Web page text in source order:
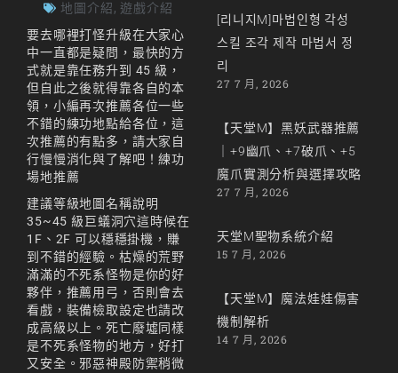
地圖介紹, 遊戲介紹
要去哪裡打怪升級在大家心
中一直都是疑問，最快的方
式就是靠任務升到 45 級，
但自此之後就得靠各自的本
領，小編再次推薦各位一些
不錯的練功地點給各位，這
次推薦的有點多，請大家自
行慢慢消化與了解吧！練功
場地推薦
建議等級地圖名稱說明
35~45 級巨蟻洞穴這時候在
1F、2F 可以穩穩掛機，賺
到不錯的經驗。枯燥的荒野
滿滿的不死系怪物是你的好
夥伴，推薦用弓，否則會去
看戲，裝備檢取設定也請改
成高級以上。死亡廢墟同樣
是不死系怪物的地方，好打
又安全。邪惡神殿防禦稍微
[리니지M]마법인형 각성
스킬 조각 제작 마법서 정
리
27 7 月, 2026
【天堂M】黑妖武器推薦
｜+9幽爪、+7破爪、+5
魔爪實測分析與選擇攻略
27 7 月, 2026
天堂M聖物系統介紹
15 7 月, 2026
【天堂M】魔法娃娃傷害
機制解析
14 7 月, 2026